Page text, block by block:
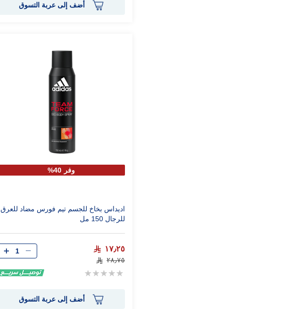
أضف إلى عربة التسوق
وفر 40%
اديداس بخاخ للجسم تيم فورس مضاد للعرق
للرجال 150 مل
١٧٫٢٥
٢٨٫٧٥
Rating:
الكمية
أضف إلى عربة التسوق